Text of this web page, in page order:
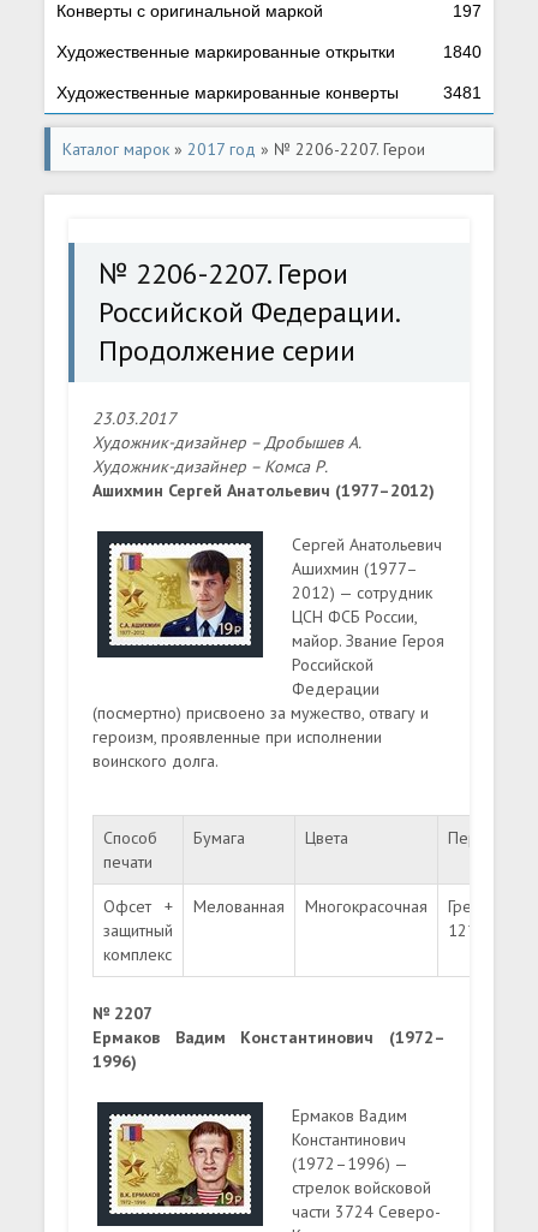
Конверты с оригинальной маркой 197
Художественные маркированные открытки 1840
Художественные маркированные конверты 3481
Каталог марок »2017 год » № 2206-2207. Герои
Российской Федерации. Продолжение серии
№ 2206-2207. Герои
Российской Федерации.
Продолжение серии
23.03.2017
Художник-дизайнер – Дробышев А.
Художник-дизайнер – Комса Р.
Ашихмин Сергей Анатольевич (1977–2012)
Сергей Анатольевич
Ашихмин (1977–
2012) — сотрудник
ЦСН ФСБ России,
майор. Звание Героя
Российской
Федерации
(посмертно) присвоено за мужество, отвагу и
героизм, проявленные при исполнении
воинского долга.
Способ
печати
Бумага Цвета
Офсет +
защитный
комплекс
Мелованная Многокрасочная
12½:12
№ 2207
Ермаков Вадим Константинович (1972–
1996)
Ермаков Вадим
Константинович
(1972–1996) —
стрелок войсковой
части 3724 Северо-